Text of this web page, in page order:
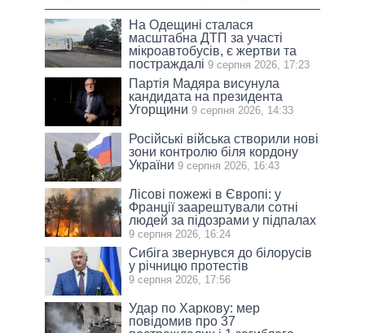
На Одещині сталася
масштабна ДТП за участі
мікроавтобусів, є жертви та
постраждалі 9 серпня 2026, 17:23
Партія Мадяра висунула
кандидата на президента
Угорщини 9 серпня 2026, 14:33
Російські війська створили нові
зони контролю біля кордону
України 9 серпня 2026, 16:43
Лісові пожежі в Європі: у
Франції заарештували сотні
людей за підозрами у підпалах
9 серпня 2026, 16:24
Сибіга звернувся до білорусів
у річницю протестів
9 серпня 2026, 17:56
Удар по Харкову: мер
повідомив про 37